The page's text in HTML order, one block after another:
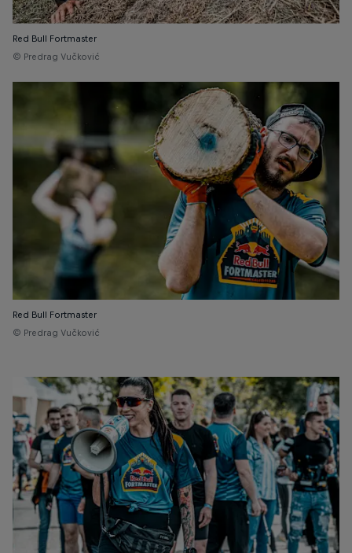
Red Bull Fortmaster
© Predrag Vučković
Red Bull Fortmaster
© Predrag Vučković